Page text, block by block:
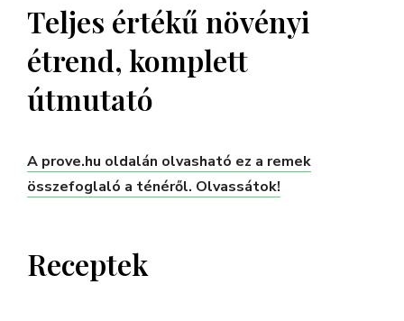
Teljes értékű növényi
étrend, komplett
útmutató
A prove.hu oldalán olvasható ez a remek
összefoglaló a ténéről. Olvassátok!
Receptek